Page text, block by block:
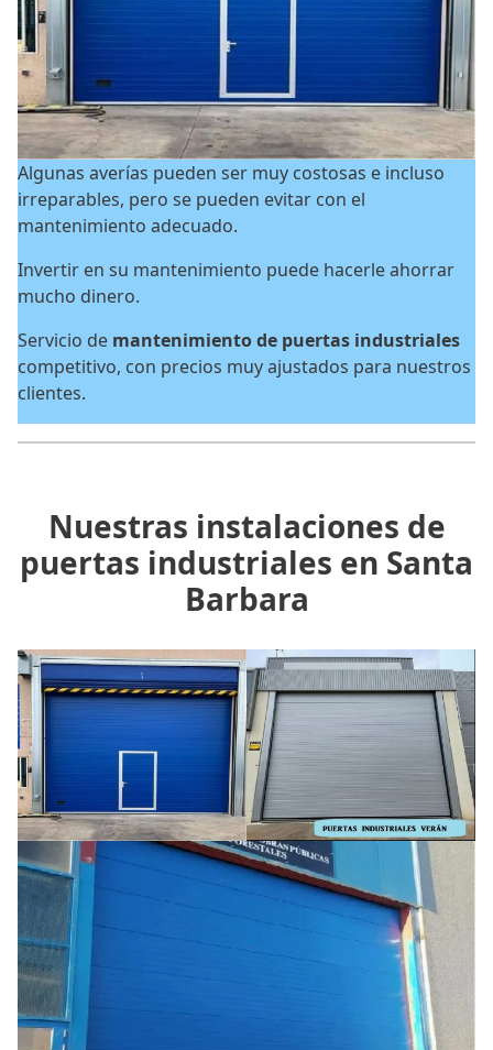
Algunas averías pueden ser muy costosas e incluso
irreparables, pero se pueden evitar con el
mantenimiento adecuado.
Invertir en su mantenimiento puede hacerle ahorrar
mucho dinero.
Servicio de mantenimiento de puertas industriales
competitivo, con precios muy ajustados para nuestros
clientes.
Nuestras instalaciones de
puertas industriales en Santa
Barbara